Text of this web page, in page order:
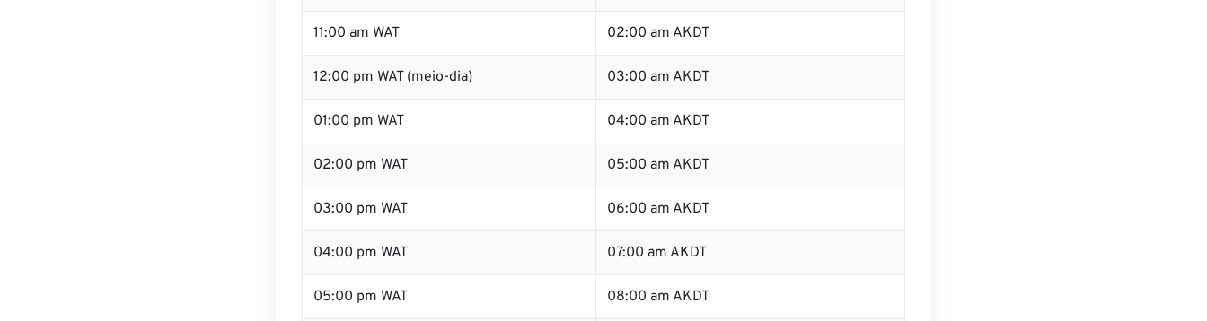
11:00 am WAT 02:00 am AKDT
12:00 pm WAT (meio-dia) 03:00 am AKDT
01:00 pm WAT 04:00 am AKDT
02:00 pm WAT 05:00 am AKDT
03:00 pm WAT 06:00 am AKDT
04:00 pm WAT 07:00 am AKDT
05:00 pm WAT 08:00 am AKDT